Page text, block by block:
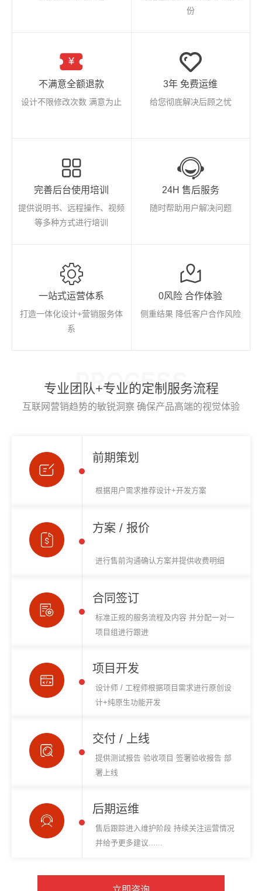
份
不满意全额退款
设计不限修改次数 满意为止
3年 免费运维
给您彻底解决后顾之忧
完善后台使用培训
提供说明书、远程操作、视频
等多种方式进行培训
24H 售后服务
随时帮助用户解决问题
一站式运营体系
打造一体化设计+营销服务体
系
0风险 合作体验
侧重结果 降低客户合作风险
PROCESS
专业团队+专业的定制服务流程
互联网营销趋势的敏锐洞察 确保产品高端的视觉体验
前期策划
根据用户需求推荐设计+开发方案
方案 / 报价
进行售前沟通确认方案并提供收费明细
合同签订
标准正规的服务流程及内容 并分配一对一
项目组进行跟进
项目开发
设计师 / 工程师根据项目需求进行原创设
计+纯原生功能开发
交付 / 上线
提供测试报告 验收项目 签署验收报告 部
署上线
后期运维
售后跟踪进入维护阶段 持续关注运营情况
并给予更多建议......